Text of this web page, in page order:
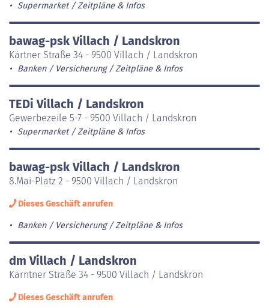
Supermarket Zeitpläne & Infos
bawag-psk Villach / Landskron
Kärtner Straße 34 - 9500 Villach / Landskron
Banken / Versicherung Zeitpläne & Infos
TEDi Villach / Landskron
Gewerbezeile 5-7 - 9500 Villach / Landskron
Supermarket Zeitpläne & Infos
bawag-psk Villach / Landskron
8.Mai-Platz 2 - 9500 Villach / Landskron
Dieses Geschäft anrufen
Banken / Versicherung Zeitpläne & Infos
dm Villach / Landskron
Kärntner Straße 34 - 9500 Villach / Landskron
Dieses Geschäft anrufen